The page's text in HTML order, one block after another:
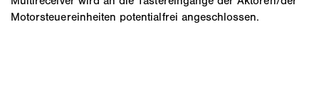
Motorsteuereinheiten potentialfrei angeschlossen.